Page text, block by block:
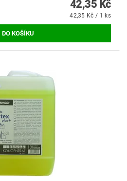
42,35 Kč
42,35 Kč / 1 ks